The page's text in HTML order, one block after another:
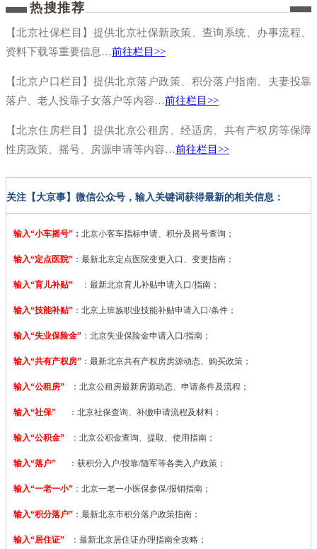
热搜推荐
【北京社保栏目】提供北京社保新政策、查询系统、办事流程、
资料下载等重要信息…前往栏目>>
【北京户口栏目】提供北京落户政策、积分落户指南、夫妻投靠
落户、老人投靠子女落户等内容…前往栏目>>
【北京住房栏目】提供北京公租房、经适房、共有产权房等保障
性房政策、摇号、房源申请等内容…前往栏目>>
关注【大京事】微信公众号，输入关键词获得最新的相关信息：
输入“小车摇号” ： 北京小客车指标申请、积分及摇号查询；
输入“定点医院” ： 最新北京定点医院变更入口、变更指南；
输入“育儿补贴” ：最新北京育儿补贴申请入口/指南；
输入“技能补贴” ： 北京上班族职业技能补贴申请入口/条件；
输入“失业保险金” ：北京失业保险金申请入口/指南；
输入“共有产权房” ：最新北京共有产权房房源动态、购买政策；
输入“公租房” ：北京公租房最新房源动态、申请条件及流程；
输入“社保” ：北京社保查询、补缴申请流程及材料；
输入“公积金” ：北京公积金查询、提取、使用指南；
输入“落户” ：获积分入户/投靠/随军等各类入户政策；
输入“一老一小” ：北京一老一小医保参保/报销指南；
输入“积分落户” ：最新北京市积分落户政策指南；
输入“居住证” ：最新北京居住证办理指南全攻略；